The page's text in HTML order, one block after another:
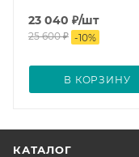
23 040 ₽/шт
25 600₽ -10%
В КОРЗИНУ
КАТАЛОГ